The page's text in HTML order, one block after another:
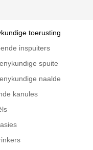
toerusting
inspuiters
spuite
naalde
kanules